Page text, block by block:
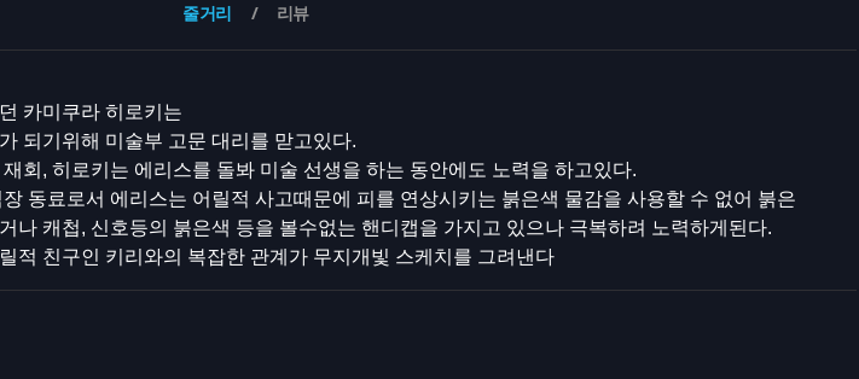
줄거리 리뷰
카미쿠라 히로키는
되기위해 미술부 고문 대리를 맏고있다.
회, 히로키는 에리스를 돌봐 미술 선생을 하는 동안에도 노력을 하고있다.
동료로서 에리스는 어릴적 사고때문에 피를 연상시키는 붉은색 물감을 사용할 수 없어 붉은
나 캐첩, 신호등의 붉은색 등을 볼수없는 핸디캡을 가지고 있으나 극복하려 노력하게된다.
적 친구인 키리와의 복잡한 관계가 무지개빛 스케치를 그려낸다